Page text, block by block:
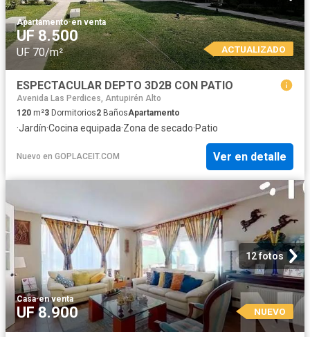
Apartamento·en venta
UF 8.500
UF 70/m² ACTUALIZADO
ESPECTACULAR DEPTO 3D2B CON PATIO
Avenida Las Perdices, Antupirén Alto
120 m²3 Dormitorios2 BañosApartamento
·Jardín·Cocina equipada·Zona de secado·Patio
Nuevo en GOPLACEIT.COM Ver en detalle
12 fotos
Casa·en venta
UF 8.900 NUEVO